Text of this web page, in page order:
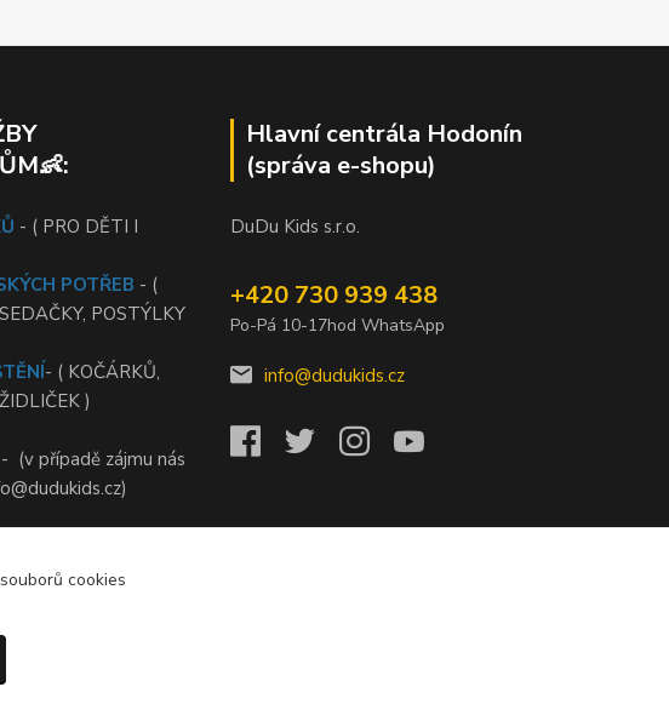
- ( PRO DĚTI I
POTŘEB - (
POSTÝLKY
- ( KOČÁRKŮ,
)
- (v případě zájmu nás
Hlavní centrála Hodonín
(správa e-shopu)
DuDu Kids s.r.o.
+420 730 939 438
Po-Pá 10-17hod WhatsApp
info@dudukids.cz
cookies